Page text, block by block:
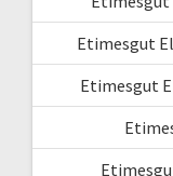
Etimesgut
Etimesgut